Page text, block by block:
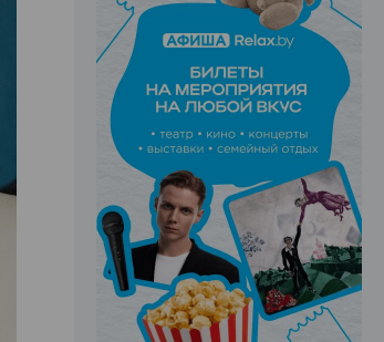
ЭФФЕКТИВНАЯ РЕКЛАМА НА САЙТЕ